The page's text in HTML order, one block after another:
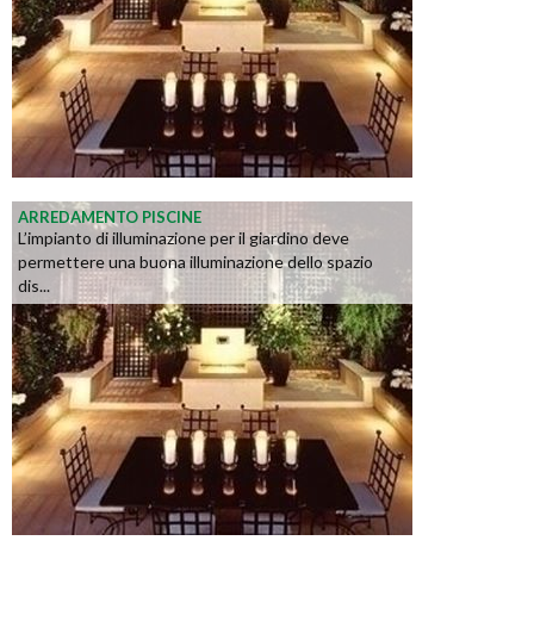
ARREDAMENTO PISCINE
L’impianto di illuminazione per il giardino deve
permettere una buona illuminazione dello spazio
dis...